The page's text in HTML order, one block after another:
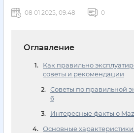
08 01 2025, 09:48 0
Оглавление
Как правильно
советы и рекомендации
Советы по правильной
6
Интересные факты о
Основные